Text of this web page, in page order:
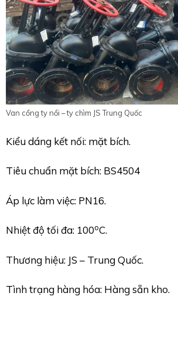
Van cổng ty nổi – ty chìm JS Trung Quốc
Kiểu dáng kết nối: mặt bích.
Tiêu chuẩn mặt bích: BS4504
Áp lực làm việc: PN16.
Nhiệt độ tối đa: 100oC.
Thương hiệu: JS – Trung Quốc.
Tình trạng hàng hóa: Hàng sẵn kho.